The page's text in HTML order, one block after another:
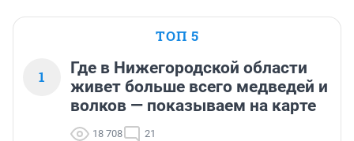
ТОП 5
1
Где в Нижегородской области
живет больше всего медведей и
волков — показываем на карте
18 708 21